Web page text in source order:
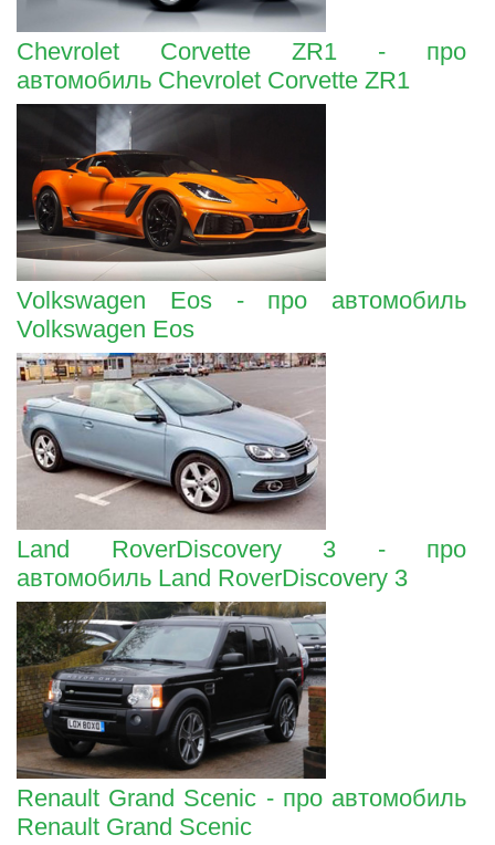
Chevrolet Corvette ZR1 - про
автомобиль Chevrolet Corvette ZR1
Volkswagen Eos - про автомобиль
Volkswagen Eos
Land RoverDiscovery 3 - про
автомобиль Land RoverDiscovery 3
Renault Grand Scenic - про автомобиль
Renault Grand Scenic